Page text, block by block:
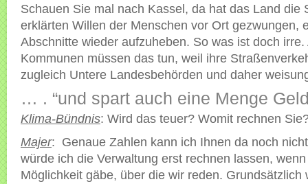
Schauen Sie mal nach Kassel, da hat das Land die
erklärten Willen der Menschen vor Ort gezwungen,
Abschnitte wieder aufzuheben. So was ist doch irre.
Kommunen müssen das tun, weil ihre
zugleich Untere Landesbehörden und daher
… . “und spart auch eine Menge
Klima-Bündnis: Wird das teuer? Womit rechnen
Majer: Genaue Zahlen kann ich Ihnen da noch
würde ich die Verwaltung erst rechnen lassen,
Möglichkeit gäbe, über die wir reden. Grundsätzlich